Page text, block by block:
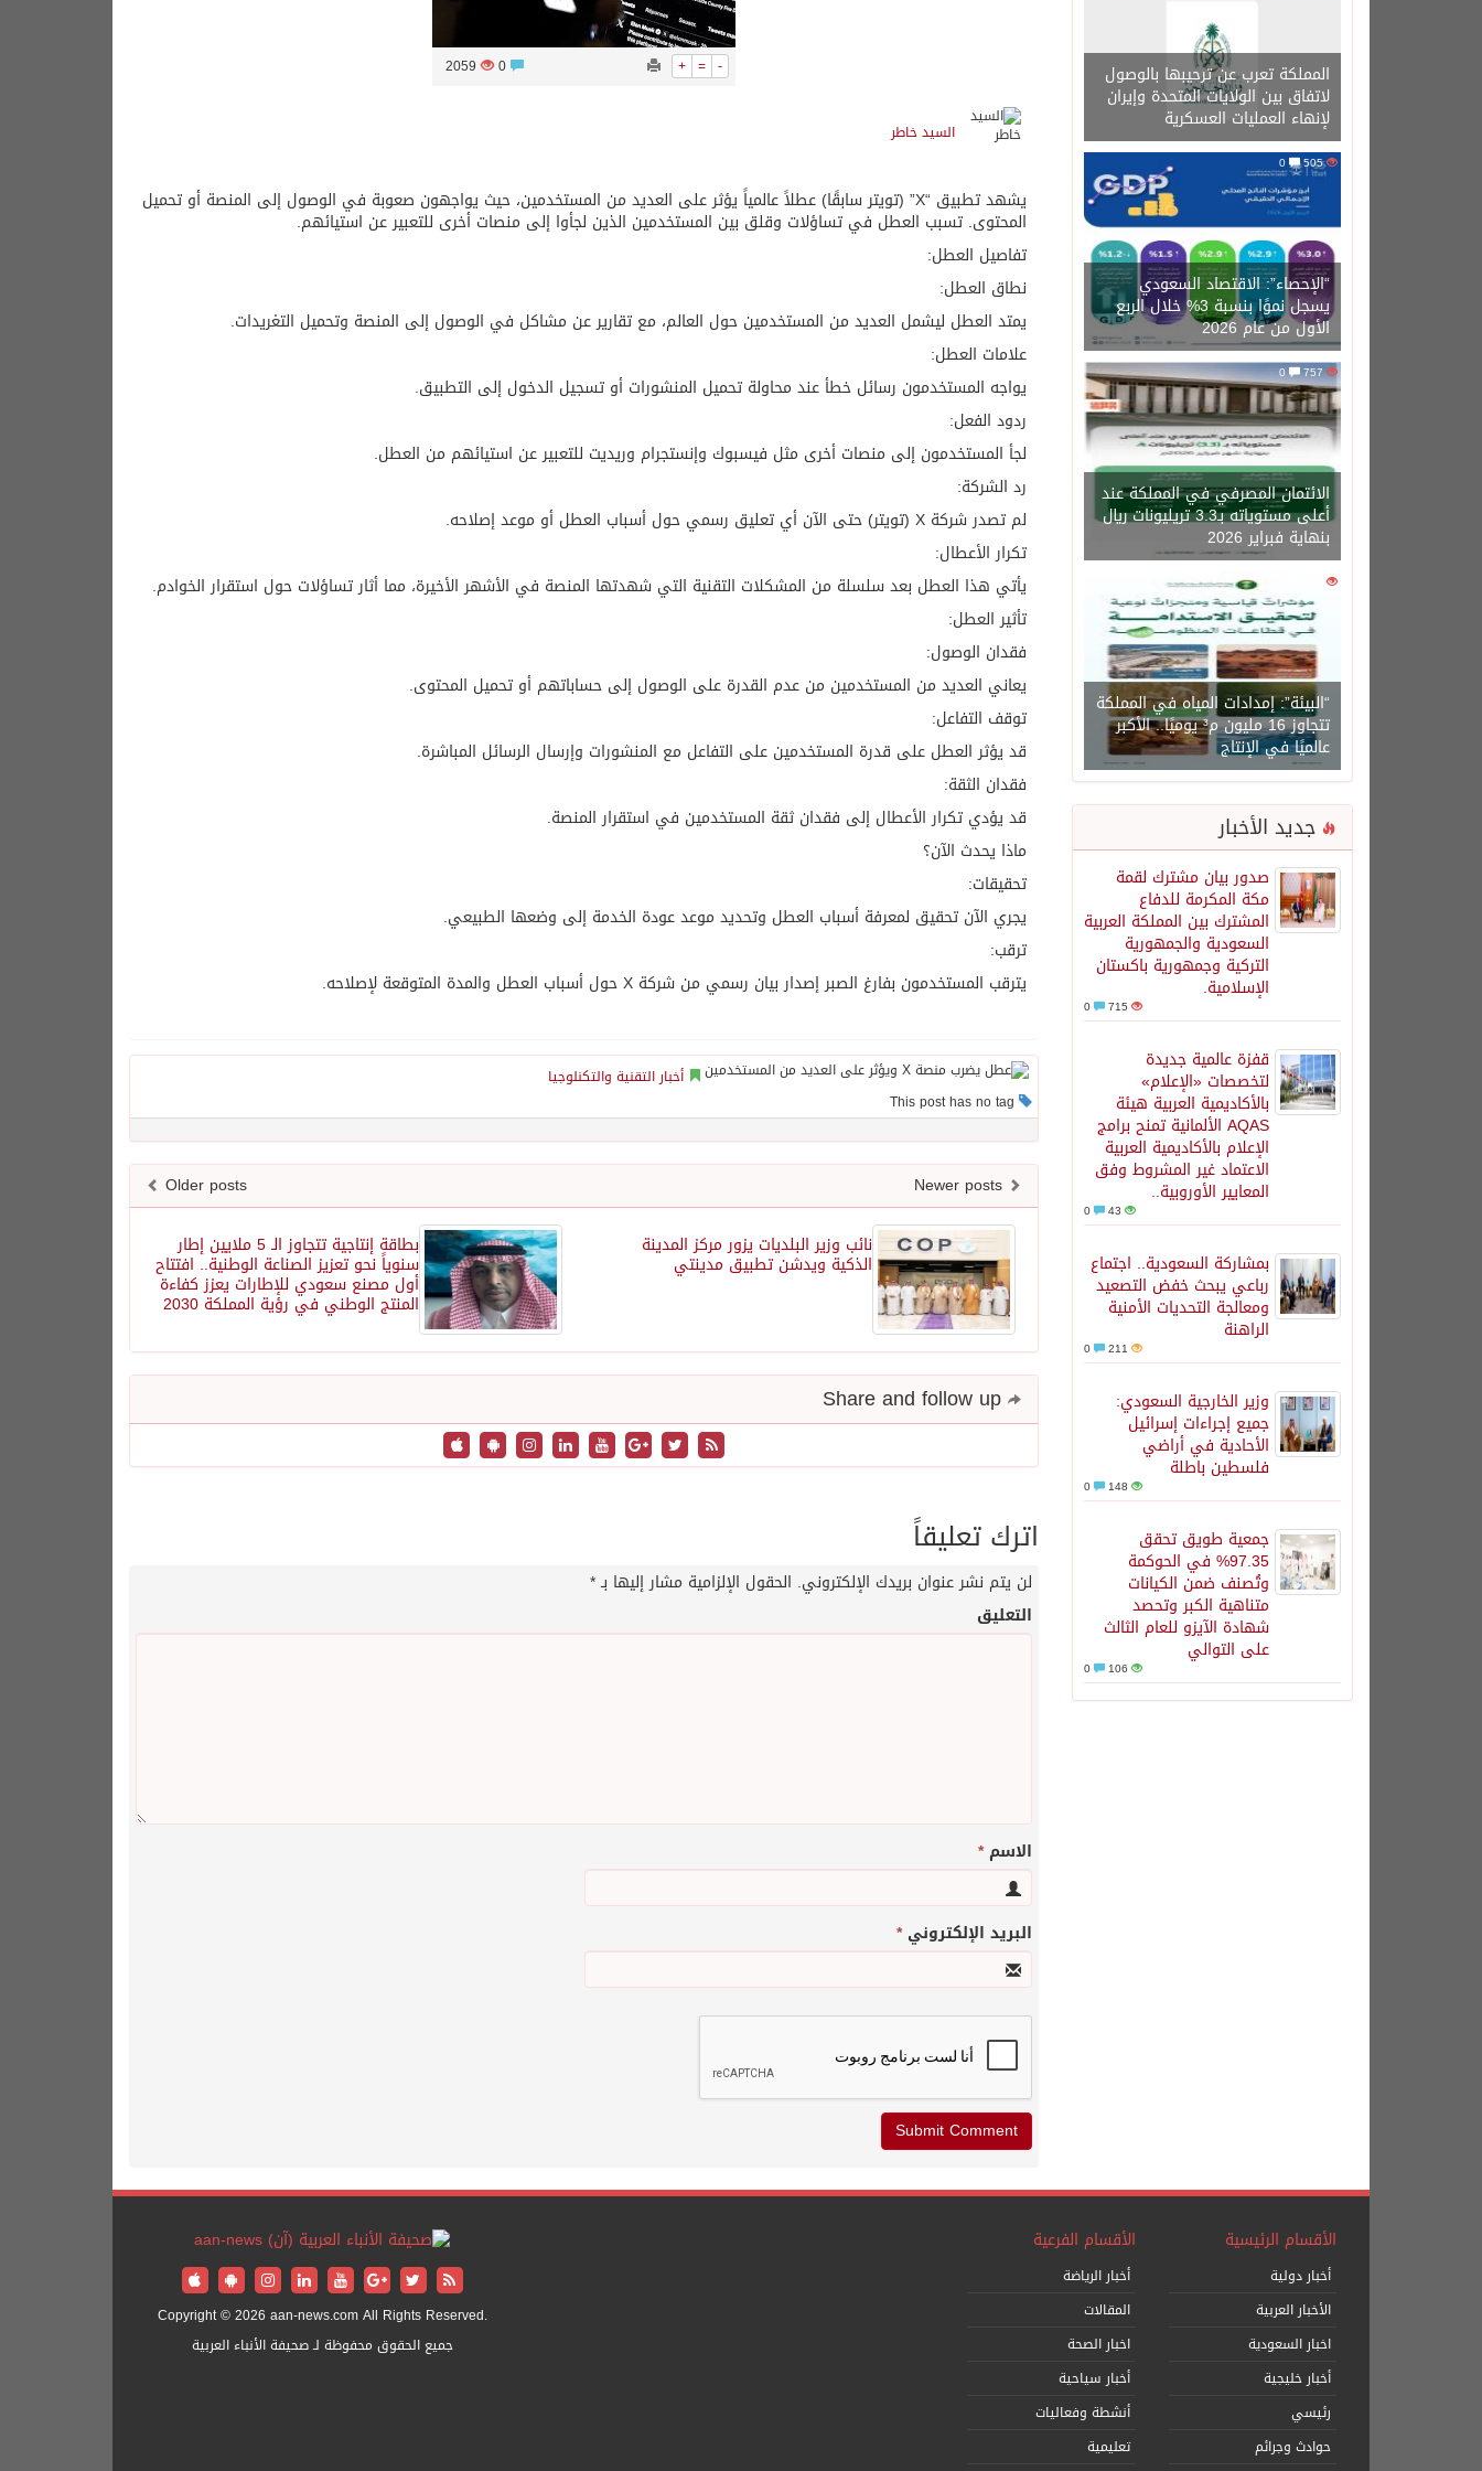
المملكة تعرب عن ترحيبها بالوصول
لاتفاق بين الولايات المتحدة وإيران
لإنهاء العمليات العسكرية
505
“الإحصاء”: الاقتصاد السعودي
يسجل نموًا بنسبة 3% خلال الربع
الأول من عام 2026
757
0
الائتمان المصرفي في المملكة عند
أعلى مستوياته بـ3.3 تريليونات ريال
بنهاية فبراير 2026
1450
“البيئة”: إمدادات المياه في المملكة
تتجاوز 16 مليون م³ يوميًا.. الأكبر
عالميًا في الإنتاج
جديد الأخبار
صدور بيان مشترك لقمة
مكة المكرمة للدفاع
المشترك بين المملكة العربية
السعودية والجمهورية
التركية وجمهورية باكستان
الإسلامية.
715
قفزة عالمية جديدة
لتخصصات «الإعلام»
بالأكاديمية العربية هيئة
AQAS الألمانية تمنح برامج
الإعلام بالأكاديمية العربية
الاعتماد غير المشروط وفق
المعايير الأوروبية..
43
بمشاركة السعودية.. اجتماع
رباعي يبحث خفض التصعيد
ومعالجة التحديات الأمنية
الراهنة
211
وزير الخارجية السعودي:
جميع إجراءات إسرائيل
الأحادية في أراضي
فلسطين باطلة
148
جمعية طويق تحقق
97.35% في الحوكمة
وتُصنف ضمن الكيانات
متناهية الكبر وتحصد
شهادة الآيزو للعام الثالث
على التوالي
106
+ = -
2059
السيد خاطر
يشهد تطبيق “X” (تويتر سابقًا) عطلاً عالمياً يؤثر على العديد من المستخدمين، حيث يواجهون صعوبة في الوصول إلى المنصة أو تحميل
المحتوى. تسبب العطل في تساؤلات وقلق بين المستخدمين الذين لجأوا إلى منصات أخرى للتعبير عن استيائهم.
تفاصيل العطل:
نطاق العطل:
يمتد العطل ليشمل العديد من المستخدمين حول العالم، مع تقارير عن مشاكل في الوصول إلى المنصة وتحميل التغريدات.
علامات العطل:
يواجه المستخدمون رسائل خطأ عند محاولة تحميل المنشورات أو تسجيل الدخول إلى التطبيق.
ردود الفعل:
لجأ المستخدمون إلى منصات أخرى مثل فيسبوك وإنستجرام وريديت للتعبير عن استيائهم من العطل.
رد الشركة:
لم تصدر شركة X (تويتر) حتى الآن أي تعليق رسمي حول أسباب العطل أو موعد إصلاحه.
تكرار الأعطال:
يأتي هذا العطل بعد سلسلة من المشكلات التقنية التي شهدتها المنصة في الأشهر الأخيرة، مما أثار تساؤلات حول استقرار الخوادم.
تأثير العطل:
فقدان الوصول:
يعاني العديد من المستخدمين من عدم القدرة على الوصول إلى حساباتهم أو تحميل المحتوى.
توقف التفاعل:
قد يؤثر العطل على قدرة المستخدمين على التفاعل مع المنشورات وإرسال الرسائل المباشرة.
فقدان الثقة:
قد يؤدي تكرار الأعطال إلى فقدان ثقة المستخدمين في استقرار المنصة.
ماذا يحدث الآن؟
تحقيقات:
يجري الآن تحقيق لمعرفة أسباب العطل وتحديد موعد عودة الخدمة إلى وضعها الطبيعي.
ترقب:
يترقب المستخدمون بفارغ الصبر إصدار بيان رسمي من شركة X حول أسباب العطل والمدة المتوقعة لإصلاحه.
أخبار التقنية والتكنلوجيا
Older posts
بطاقة إنتاجية تتجاوز الـ 5 ملايين إطار
سنوياً نحو تعزيز الصناعة الوطنية.. افتتاح
أول مصنع سعودي للإطارات يعزز كفاءة
المنتج الوطني في رؤية المملكة 2030
نائب وزير البلديات يزور مركز المدينة
الذكية ويدشن تطبيق مدينتي
اترك تعليقاً
لن يتم نشر عنوان بريدك الإلكتروني. الحقول الإلزامية مشار إليها بـ*
التعليق
الاسم*
البريد الإلكتروني*
الأقسام الرئيسية
أخبار دولية
الأخبار العربية
اخبار السعودية
أخبار خليجية
رئيسي
حوادث وجرائم
الأقسام الفرعية
أخبار الرياضة
المقالات
اخبار الصحة
أخبار سياحية
أنشطة وفعاليات
تعليمية
Copyright © 2026 aan-news.com All Rights Reserved.
جميع الحقوق محفوظة لـ صحيفة الأنباء العربية